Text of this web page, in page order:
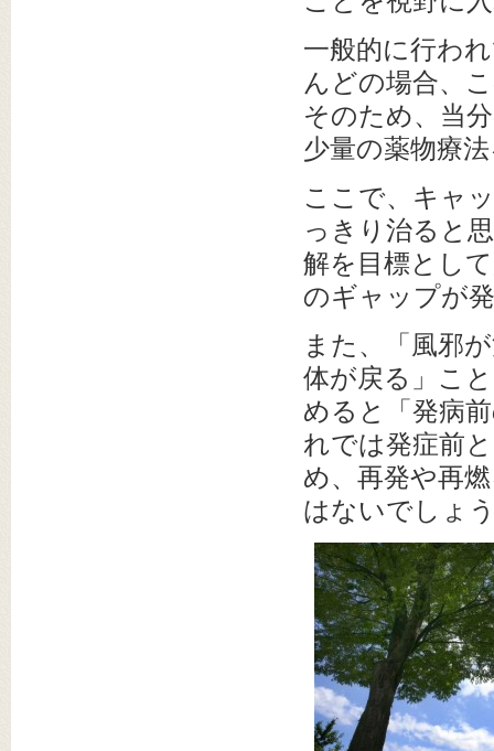
一般的に行わ
んどの場合、
そのため、当
少量の薬物療
ここで、キャ
っきり治ると
解を目標とし
のギャップが
また、「風邪
体が戻る」こ
めると「発病
れでは発症前
め、再発や再
はないでしょ